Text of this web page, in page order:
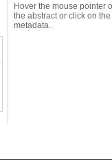
Hover the mouse pointer
the abstract or click on
metadata.